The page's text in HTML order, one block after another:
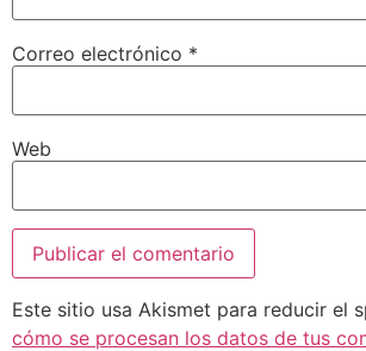
Correo electrónico *
Web
Este sitio usa Akismet para reducir el
cómo se procesan los datos de tus